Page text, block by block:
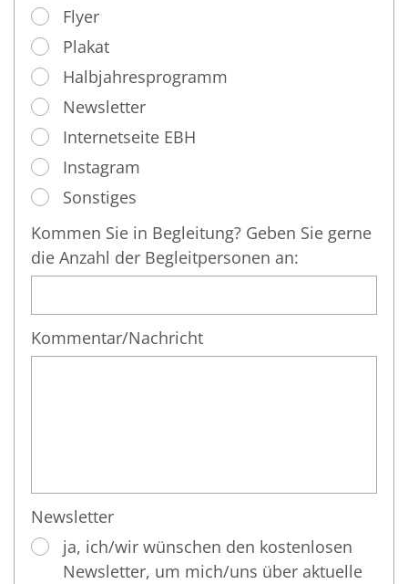
Flyer
Plakat
Halbjahresprogramm
Newsletter
Internetseite EBH
Instagram
Sonstiges
Kommen Sie in Begleitung? Geben Sie gerne
die Anzahl der Begleitpersonen an:
Kommentar/Nachricht
Newsletter
ja, ich/wir wünschen den kostenlosen
Newsletter, um mich/uns über aktuelle